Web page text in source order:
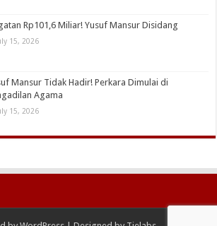
Rp101,6 Miliar! Yusuf Mansur Disidang
15, 2026
Mansur Tidak Hadir! Perkara Dimulai di
Agama
15, 2026